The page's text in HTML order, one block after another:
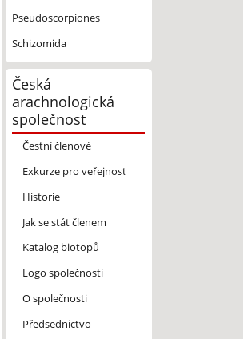
Pseudoscorpiones
Schizomida
Česká
arachnologická
společnost
Čestní členové
Exkurze pro veřejnost
Historie
Jak se stát členem
Katalog biotopů
Logo společnosti
O společnosti
Předsednictvo